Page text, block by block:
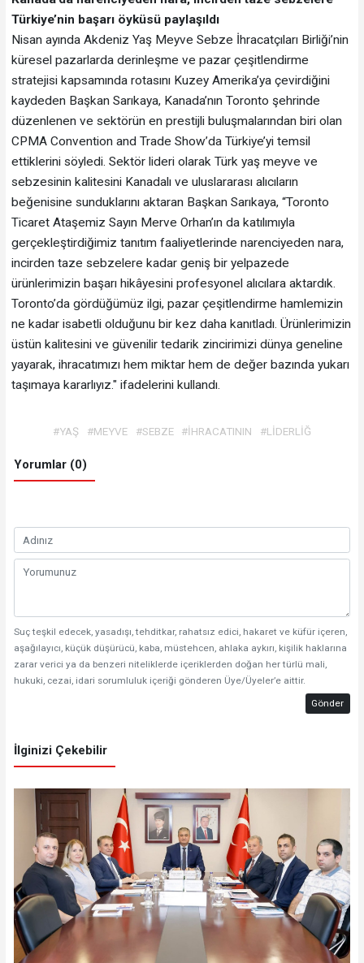
Türkiye’nin başarı öyküsü paylaşıldı
Nisan ayında Akdeniz Yaş Meyve Sebze İhracatçıları Birliği’nin
küresel pazarlarda derinleşme ve pazar çeşitlendirme
stratejisi kapsamında rotasını Kuzey Amerika’ya çevirdiğini
kaydeden Başkan Sarıkaya, Kanada’nın Toronto şehrinde
düzenlenen ve sektörün en prestijli buluşmalarından biri olan
CPMA Convention and Trade Show’da Türkiye’yi temsil
ettiklerini söyledi. Sektör lideri olarak Türk yaş meyve ve
sebzesinin kalitesini Kanadalı ve uluslararası alıcıların
beğenisine sunduklarını aktaran Başkan Sarıkaya, “Toronto
Ticaret Ataşemiz Sayın Merve Orhan’ın da katılımıyla
gerçekleştirdiğimiz tanıtım faaliyetlerinde narenciyeden nara,
incirden taze sebzelere kadar geniş bir yelpazede
ürünlerimizin başarı hikâyesini profesyonel alıcılara aktardık.
Toronto’da gördüğümüz ilgi, pazar çeşitlendirme hamlemizin
ne kadar isabetli olduğunu bir kez daha kanıtladı. Ürünlerimizin
üstün kalitesini ve güvenilir tedarik zincirimizi dünya geneline
yayarak, ihracatımızı hem miktar hem de değer bazında yukarı
taşımaya kararlıyız." ifadelerini kullandı.
#YAŞ #MEYVE #SEBZE #İHRACATININ #LİDERLİĞ
Yorumlar (0)
Suç teşkil edecek, yasadışı, tehditkar, rahatsız edici, hakaret ve küfür içeren,
aşağılayıcı, küçük düşürücü, kaba, müstehcen, ahlaka aykırı, kişilik haklarına
zarar verici ya da benzeri niteliklerde içeriklerden doğan her türlü mali,
hukuki, cezai, idari sorumluluk içeriği gönderen Üye/Üyeler’e aittir.
Gönder
İlginizi Çekebilir